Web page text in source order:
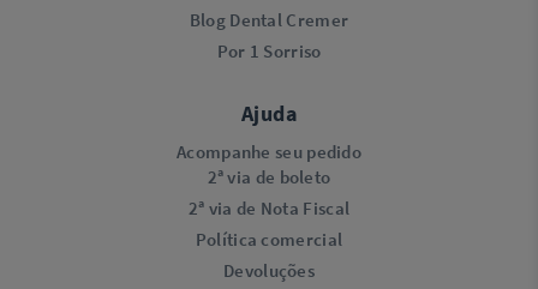
Blog Dental Cremer
Por 1 Sorriso
Ajuda
Acompanhe seu pedido
2ª via de boleto
2ª via de Nota Fiscal
Política comercial
Devoluções